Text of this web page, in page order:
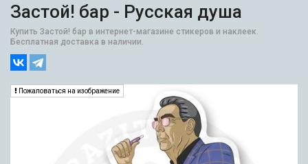
Застой! бар - Русская душа
Купить Застой! бар в интернет-магазине стикеров и наклеек.
Бесплатная доставка в наличии.
Пожаловаться на изображение